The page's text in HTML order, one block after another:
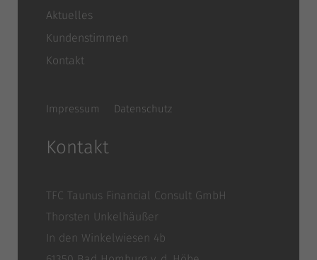
Aktuelles
Kundenstimmen
Kontakt
Impressum Datenschutz
Kontakt
TFC Taunus Financial Consult GmbH
Thorsten Unkelhäußer
In den Winkelwiesen 4b